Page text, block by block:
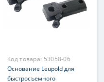
Код товара: 53058-06
Основание Leupold для
быстросъемного